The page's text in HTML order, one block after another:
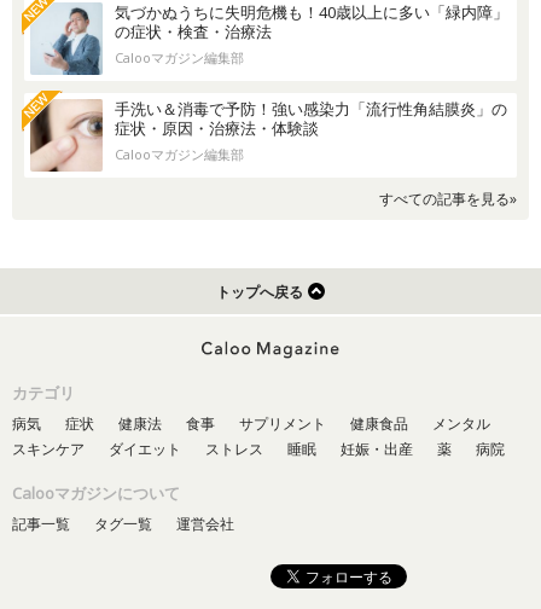
気づかぬうちに失明危機も！40歳以上に多い「緑内障」
の症状・検査・治療法
Calooマガジン編集部
手洗い＆消毒で予防！強い感染力「流行性角結膜炎」の
症状・原因・治療法・体験談
Calooマガジン編集部
すべての記事を見る»
トップへ戻る
カテゴリ
病気 症状 健康法 食事 サプリメント 健康食品
メンタル
スキンケア
ダイエット ストレス 睡眠 妊娠・出産 薬 病院
Calooマガジンについて
記事一覧 タグ一覧 運営会社